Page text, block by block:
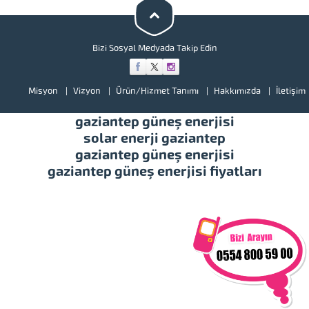
illerimizde hizmet vermekteyiz.
Tüm soru,...
Bizi Sosyal Medyada Takip Edin
Misyon Vizyon Ürün/Hizmet Tanımı Hakkımızda İletişim
gaziantep güneş enerjisi
solar enerji gaziantep
gaziantep güneş enerjisi
gaziantep güneş enerjisi fiyatları